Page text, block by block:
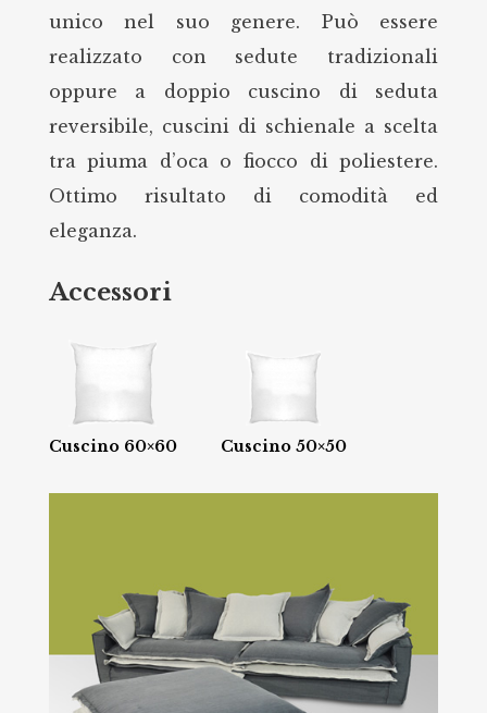
unico nel suo genere. Può essere
realizzato con sedute tradizionali
oppure a doppio cuscino di seduta
reversibile, cuscini di schienale a scelta
tra piuma d’oca o fiocco di poliestere.
Ottimo risultato di comodità ed
eleganza.
Accessori
Cuscino 60×60 Cuscino 50×50